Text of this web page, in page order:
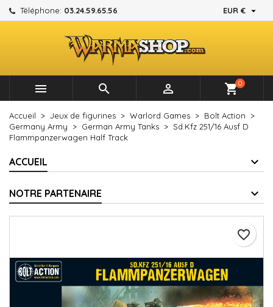
Téléphone: 03.24.59.65.56 EUR € 
   shopping_cart0
Accueil Jeux de figurines Warlord Games
Bolt Action
Germany Army
German Army Tanks
Sd.Kfz 251/16 Ausf D
Flammpanzerwagen Half Track
ACCUEIL
NOTRE PARTENAIRE
favorite_border
Mes listes d'envies ×
Créer une nouvelle liste
Créer une liste d'envies ×
Nom de la liste d'envies
Annuler Créer une liste d'envies
Connexion ×
Vous devez être connecté pour ajouter des produits à
votre liste d'envies.